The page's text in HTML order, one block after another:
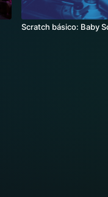
Scratch básico: Baby